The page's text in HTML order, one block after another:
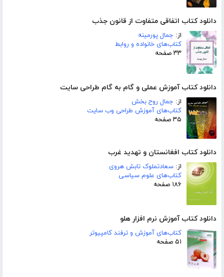
دانلود کتاب اتفاقی متفاوت از قانون جذب
از: جمال پورمینه
کتاب‌های خانواده و روابط
۳۳ صفحه
دانلود کتاب آموزش عملی و گام به گام طراحی سایت
از: جمال روح بخش
کتاب‌های آموزش طراحی وب سایت
۳۵ صفحه
دانلود کتاب افغانستان و تهدید غرب
از: سعادتملوک تابش هروی
کتاب‌های علوم سیاسی
۱۸۶ صفحه
دانلود کتاب آموزش نرم افزار هلو
کتاب‌های آموزش و ترفند کامپیوتر
۵۱ صفحه